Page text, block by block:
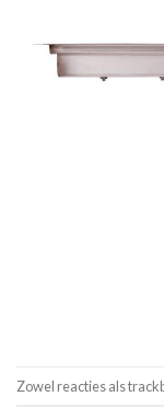
Zowel reacties als